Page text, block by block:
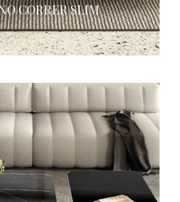
CORRER SLIM